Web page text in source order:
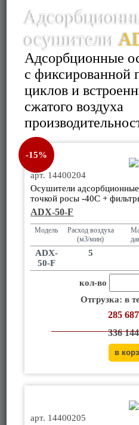
осушители
Адсорбционные
с фиксированной
циклов и
сжатого воздуха
-15%
арт. 14400204
Осушители
точкой росы -40С +
ADX-50-F
Модель
Расход воздуха
(м3/мин)
ADX-
50-F
5
кол-во
Отгрузка: в
285
336
арт. 14400205